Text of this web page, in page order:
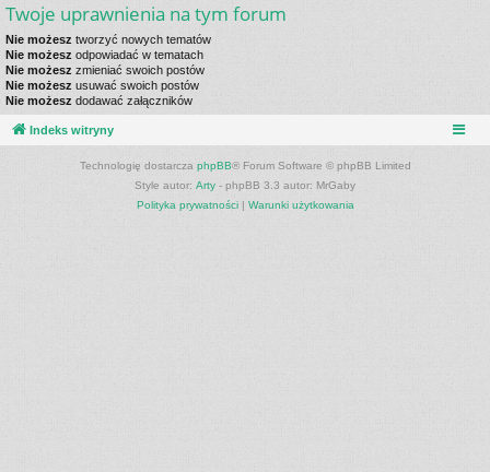
Twoje uprawnienia na tym forum
Nie możesz tworzyć nowych tematów
Nie możesz odpowiadać w tematach
Nie możesz zmieniać swoich postów
Nie możesz usuwać swoich postów
Nie możesz dodawać załączników
Indeks witryny
Technologię dostarcza phpBB® Forum Software © phpBB Limited
Style autor: Arty - phpBB 3.3 autor: MrGaby
Polityka prywatności| Warunki użytkowania